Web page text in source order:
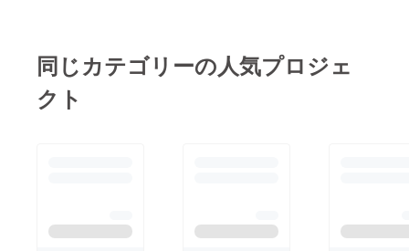
同じカテゴリーの人気プロジェ
クト